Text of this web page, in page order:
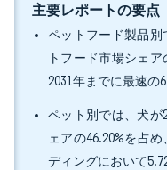
主要レポートの要点
ペットフード製品別
トフード市場シェ
2031年までに最速の
ペット別では、犬が
ェアの46.20%を占
ディングにおいて